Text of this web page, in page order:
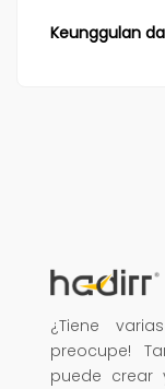
Keunggulan
¿Tiene
preocupe!
puede crear